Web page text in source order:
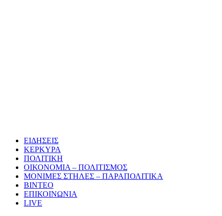
ΕΙΔΗΣΕΙΣ
ΚΕΡΚΥΡΑ
ΠΟΛΙΤΙΚΗ
ΟΙΚΟΝΟΜΙΑ – ΠΟΛΙΤΙΣΜΟΣ
ΜΟΝΙΜΕΣ ΣΤΗΛΕΣ – ΠΑΡΑΠΟΛΙΤΙΚΑ
ΒΙΝΤΕΟ
ΕΠΙΚΟΙΝΩΝΙΑ
LIVE